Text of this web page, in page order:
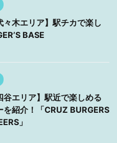
々木エリア】駅チカで楽し
BASE
谷エリア】駅近で楽しめる
を紹介！「CRUZ BURGERS
」